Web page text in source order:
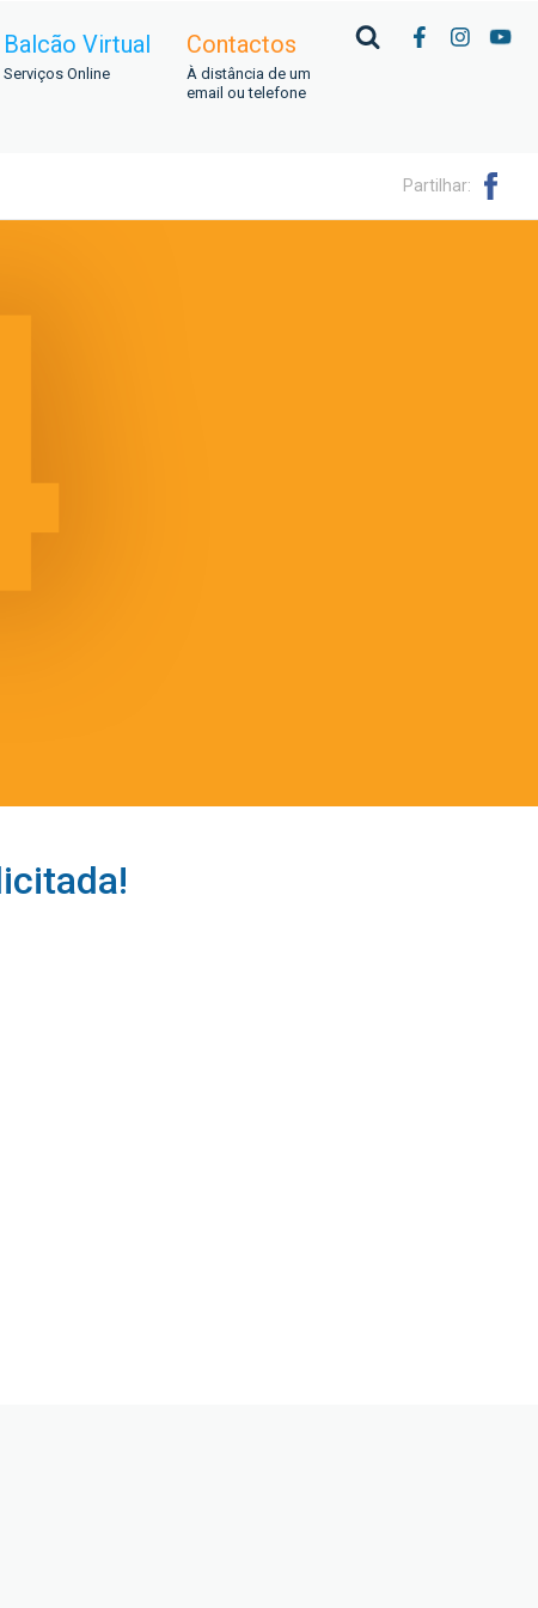
Balcão Virtual
Serviços Online
Contactos
À distância de um
email ou telefone
Partilhar: